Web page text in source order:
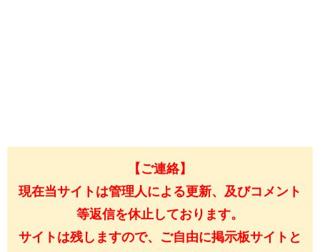
【ご連絡】
現在当サイトは管理人による更新、及びコメント
等返信を休止しております。
サイトは残しますので、ご自由に掲示板サイトと